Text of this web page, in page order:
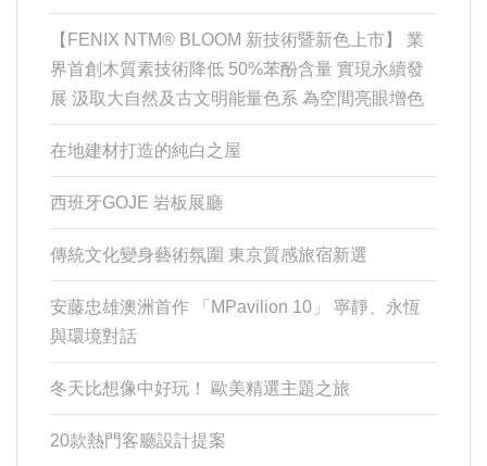
【FENIX NTM® BLOOM 新技術暨新色上市】 業
界首創木質素技術降低 50%苯酚含量 實現永續發
展 汲取大自然及古文明能量色系 為空間亮眼增色
在地建材打造的純白之屋
西班牙GOJE 岩板展廳
傳統文化變身藝術氛圍 東京質感旅宿新選
安藤忠雄澳洲首作 「MPavilion 10」 寧靜、永恆
與環境對話
冬天比想像中好玩！ 歐美精選主題之旅
20款熱門客廳設計提案